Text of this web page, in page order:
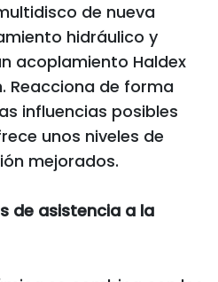
de nueva
hidráulico y
acoplamiento Haldex
Reacciona de forma
influencias posibles
unos niveles de
mejorados.
de asistencia a la